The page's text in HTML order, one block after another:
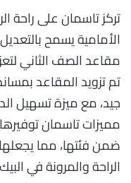
تركز تاسمان على راحة
الأمامية يسمح
مقاعد الصف الثاني
تم تزويد المقاعد
جيد، مع ميزة تسهيل
مميزات تاسمان
ضمن فئتها، مما يجعلها
الراحة والمرونة في